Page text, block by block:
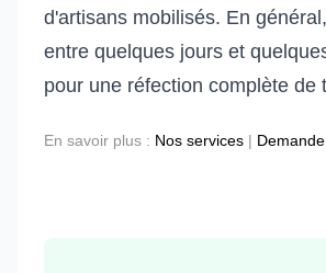
d'artisans mobilisés. En
entre quelques jours et
pour une réfection complète de
En savoir plus : Nos services |